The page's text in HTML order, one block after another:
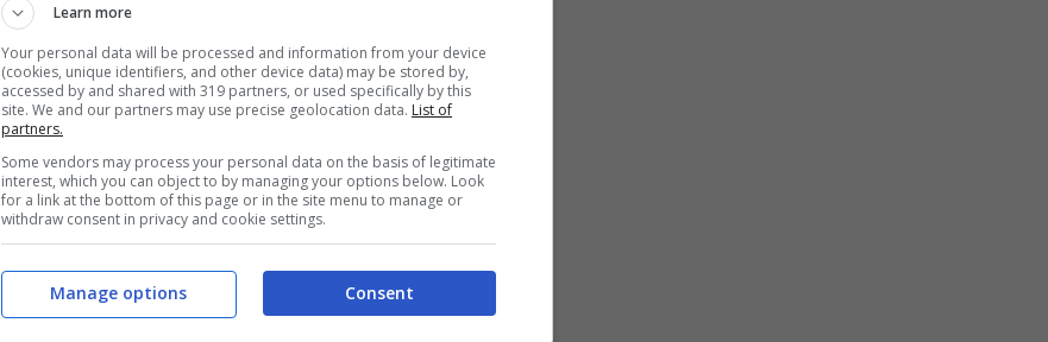
Learn more
Your personal data will be processed and information from your device
(cookies, unique identifiers, and other device data) may be stored by,
accessed by and shared with 319 partners, or used specifically by this
site. We and our partners may use precise geolocation data. List of
partners.
Some vendors may process your personal data on the basis of legitimate
interest, which you can object to by managing your options below. Look
for a link at the bottom of this page or in the site menu to manage or
withdraw consent in privacy and cookie settings.
Consent
Manage options